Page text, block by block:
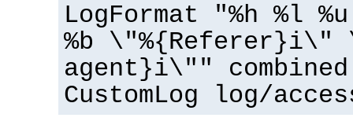
LogFormat "%h %l
%b \"%{Referer}i\"
agent}i\"" combined
CustomLog log/